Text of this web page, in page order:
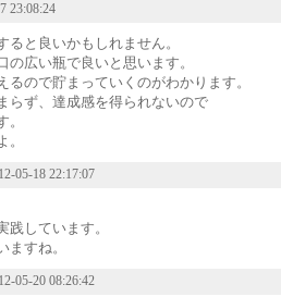
23:08:24
と良いかもしれません。
の広い瓶で良いと思います。
ので貯まっていくのがわかります。
らず、達成感を得られないので
05-18 22:17:07
践しています。
ますね。
05-20 08:26:42